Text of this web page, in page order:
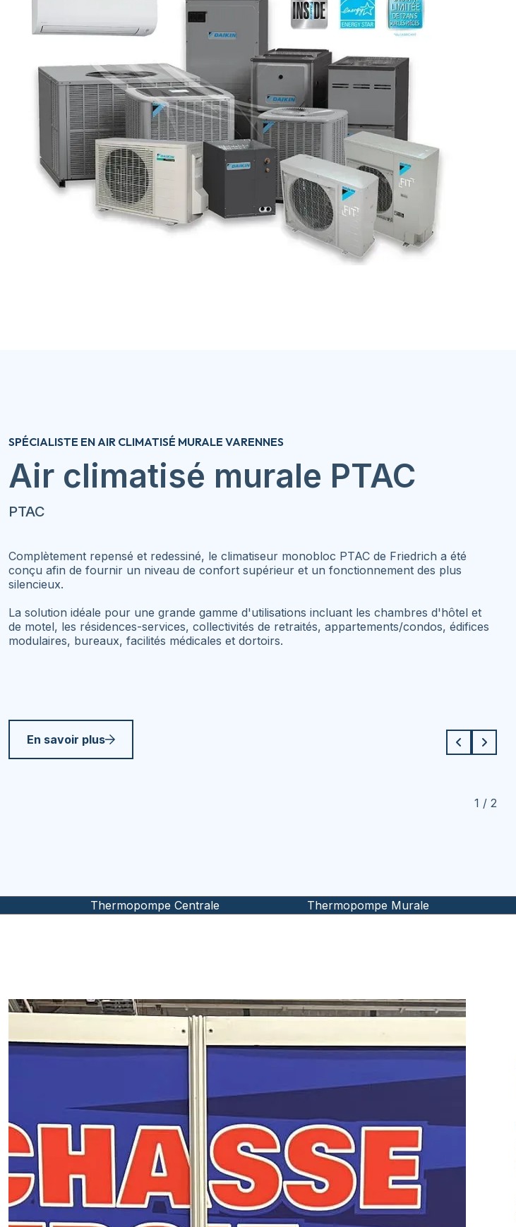
SPÉCIALISTE EN AIR CLIMATISÉ MURALE VARENNES
Air climatisé murale PTAC
PTAC
Complètement repensé et redessiné, le climatiseur monobloc PTAC de Friedrich a été
conçu afin de fournir un niveau de confort supérieur et un fonctionnement des plus
silencieux.
La solution idéale pour une grande gamme d'utilisations incluant les chambres d'hôtel et
de motel, les résidences-services, collectivités de retraités, appartements/condos, édifices
modulaires, bureaux, facilités médicales et dortoirs.
En savoir plus
1 / 2
Thermopompe Centrale Thermopompe Murale